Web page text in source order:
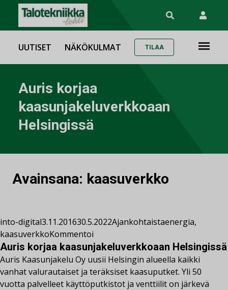
UUTISET NÄKÖKULMAT TILAA
Auris korjaa
kaasunjakeluverkkoaan
Helsingissä
Avainsana: kaasuverkko
into-digital3.11.201630.5.2022Ajankohtaistaenergia,
kaasuverkkoKommentoi
Auris korjaa kaasunjakeluverkkoaan Helsingissä
Auris Kaasunjakelu Oy uusii Helsingin alueella kaikki
vanhat valurautaiset ja teräksiset kaasuputket. Yli 50
vuotta palvelleet käyttöputkistot ja venttiilit on järkevä